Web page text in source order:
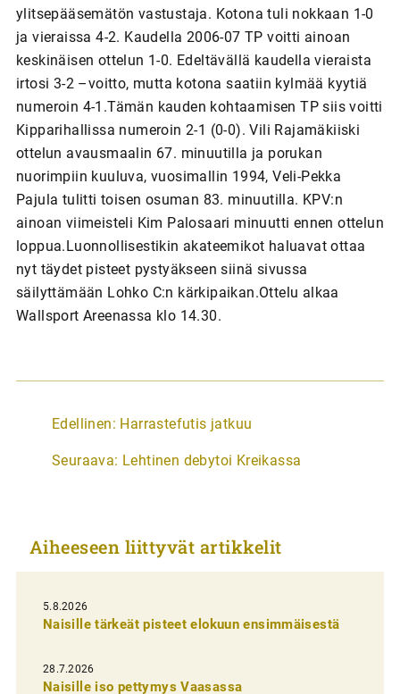
ylitsepääsemätön vastustaja. Kotona tuli nokkaan 1-0
ja vieraissa 4-2. Kaudella 2006-07 TP voitti ainoan
keskinäisen ottelun 1-0. Edeltävällä kaudella vieraista
irtosi 3-2 –voitto, mutta kotona saatiin kylmää kyytiä
numeroin 4-1.Tämän kauden kohtaamisen TP siis voitti
Kipparihallissa numeroin 2-1 (0-0). Vili Rajamäkiiski
ottelun avausmaalin 67. minuutilla ja porukan
nuorimpiin kuuluva, vuosimallin 1994, Veli-Pekka
Pajula tulitti toisen osuman 83. minuutilla. KPV:n
ainoan viimeisteli Kim Palosaari minuutti ennen ottelun
loppua.Luonnollisestikin akateemikot haluavat ottaa
nyt täydet pisteet pystyäkseen siinä sivussa
säilyttämään Lohko C:n kärkipaikan.Ottelu alkaa
Wallsport Areenassa klo 14.30.
A
t
k
e
l
i
e
Edellinen: Harrastefutis jatkuu
Seuraava: Lehtinen debytoi Kreikassa
Aiheeseen liittyvät artikkelit
5.8.2026
Naisille tärkeät pisteet elokuun ensimmäisestä
28.7.2026
Naisille iso pettymys Vaasassa